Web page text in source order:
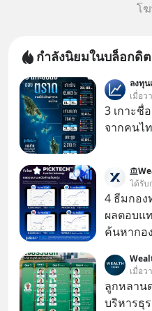
โ
กำลังนิยมในบล็อกดิต
ลงทุ
เมื่อว
3 เกาะชื่
จากคนไ
ได้รับ
4 ธีมกอง
ผลตอบแ
ค้นหากอ
ค้นหาข้อมู
เวลา แค่
WealthX
เมื่อว
ลูกหลาน
บริหารธุ